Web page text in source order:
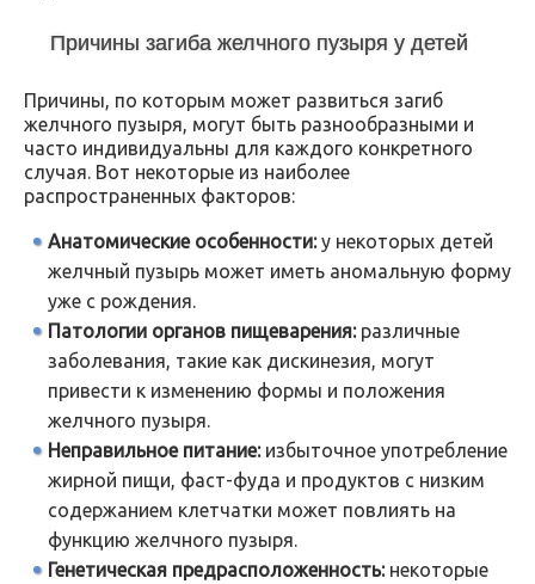
Причины загиба желчного пузыря у детей
Причины, по которым может развиться загиб
желчного пузыря, могут быть разнообразными и
часто индивидуальны для каждого конкретного
случая. Вот некоторые из наиболее
распространенных факторов:
Анатомические особенности:у некоторых детей
желчный пузырь может иметь аномальную форму
уже с рождения.
Патологии органов пищеварения:различные
заболевания, такие как дискинезия, могут
привести к изменению формы и положения
желчного пузыря.
Неправильное питание:избыточное употребление
жирной пищи, фаст-фуда и продуктов с низким
содержанием клетчатки может повлиять на
функцию желчного пузыря.
Генетическая предрасположенность:некоторые